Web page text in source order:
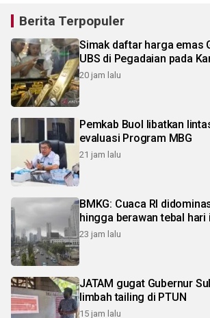
Berita Terpopuler
Simak daftar harga emas
UBS di Pegadaian pada
20 jam lalu
Pemkab Buol libatkan
evaluasi Program MBG
21 jam lalu
BMKG: Cuaca RI
hingga berawan tebal hari
23 jam lalu
JATAM gugat Gubernur
limbah tailing di PTUN
15 jam lalu